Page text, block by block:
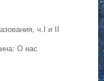
ч.I и II
О нас